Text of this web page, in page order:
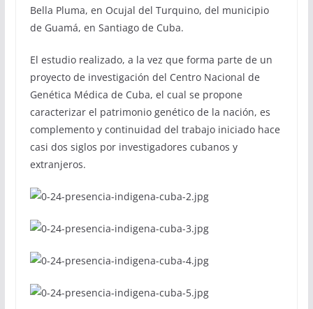
Bella Pluma, en Ocujal del Turquino, del municipio
de Guamá, en Santiago de Cuba.
El estudio realizado, a la vez que forma parte de un
proyecto de investigación del Centro Nacional de
Genética Médica de Cuba, el cual se propone
caracterizar el patrimonio genético de la nación, es
complemento y continuidad del trabajo iniciado hace
casi dos siglos por investigadores cubanos y
extranjeros.